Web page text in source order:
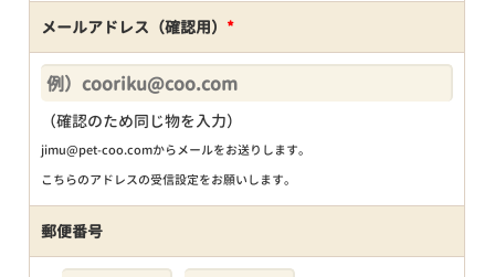
メールアドレス（確認用） *
（確認のため同じ物を入力）
jimu@pet-coo.comからメールをお送りします。
こちらのアドレスの受信設定をお願いします。
郵便番号